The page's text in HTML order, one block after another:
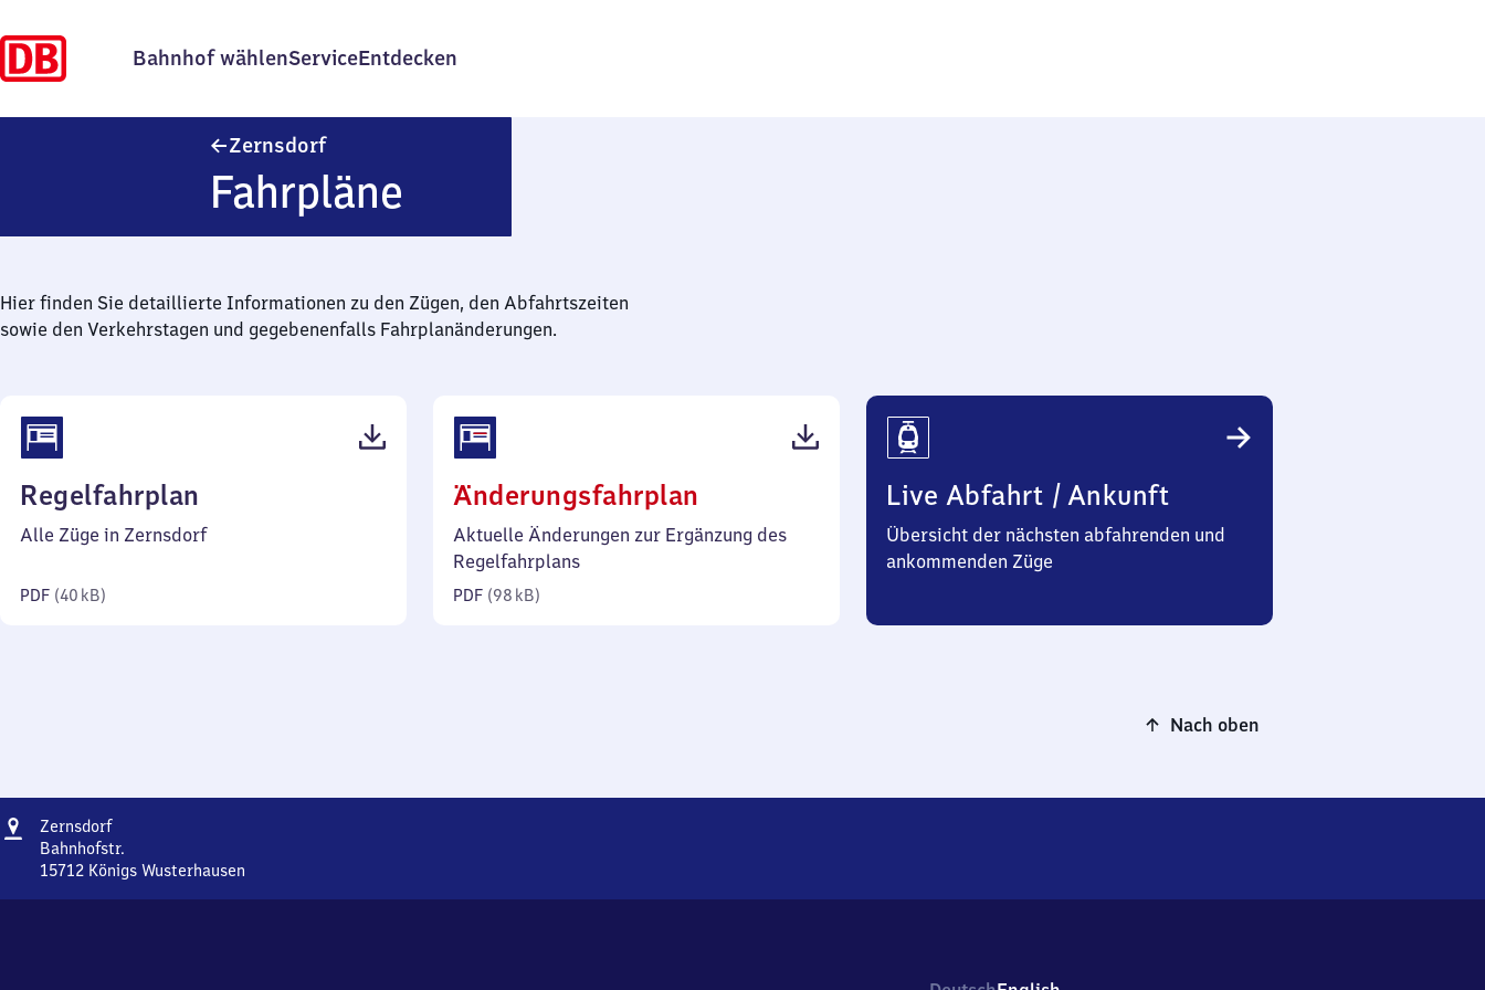
Bahnhof wählenServiceEntdecken
ZernsdorfZernsdorf
Fahrpläne
Hier finden Sie detaillierte Informationen zu den Zügen, den Abfahrtszeiten
sowie den Verkehrstagen und gegebenenfalls Fahrplanänderungen.
Regelfahrplan
40
Alle Züge in Zernsdorf
PDF (40 kB)
Änderungsfahrplan
98
Aktuelle Änderungen zur Ergänzung des
Regelfahrplans
PDF (98 kB)
Live Abfahrt / Ankunft
Übersicht der nächsten abfahrenden und
ankommenden Züge
Nach oben
Adresse
ZernsdorfZernsdorf
Bahnhofstr.
15712 Königs Wusterhausen